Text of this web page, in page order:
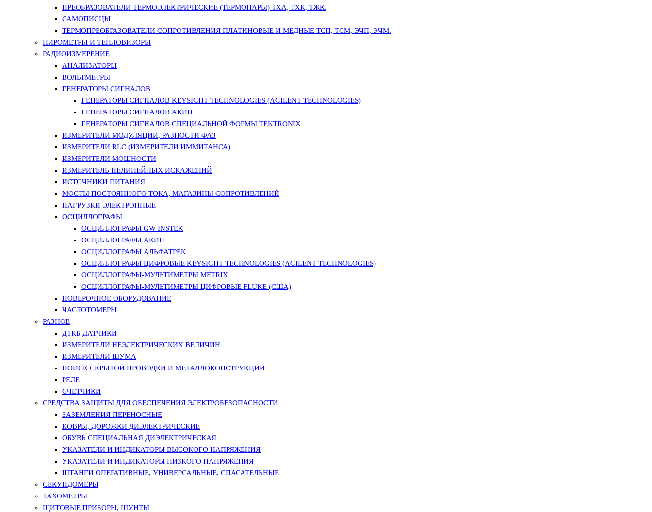
ПРЕОБРАЗОВАТЕЛИ ТЕРМОЭЛЕКТРИЧЕСКИЕ (ТЕРМОПАРЫ) ТХА, ТХК, ТЖК.
САМОПИСЦЫ
ТЕРМОПРЕОБРАЗОВАТЕЛИ СОПРОТИВЛЕНИЯ ПЛАТИНОВЫЕ И МЕДНЫЕ ТСП, ТСМ, ЭЧП, ЭЧМ.
ПИРОМЕТРЫ И ТЕПЛОВИЗОРЫ
РАДИОИЗМЕРЕНИЕ
АНАЛИЗАТОРЫ
ВОЛЬТМЕТРЫ
ГЕНЕРАТОРЫ СИГНАЛОВ
ГЕНЕРАТОРЫ СИГНАЛОВ KEYSIGHT TECHNOLOGIES (AGILENT TECHNOLOGIES)
ГЕНЕРАТОРЫ СИГНАЛОВ АКИП
ГЕНЕРАТОРЫ СИГНАЛОВ СПЕЦИАЛЬНОЙ ФОРМЫ TEKTRONIX
ИЗМЕРИТЕЛИ МОДУЛЯЦИИ, РАЗНОСТИ ФАЗ
ИЗМЕРИТЕЛИ RLC (ИЗМЕРИТЕЛИ ИММИТАНСА)
ИЗМЕРИТЕЛИ МОЩНОСТИ
ИЗМЕРИТЕЛЬ НЕЛИНЕЙНЫХ ИСКАЖЕНИЙ
ИСТОЧНИКИ ПИТАНИЯ
МОСТЫ ПОСТОЯННОГО ТОКА, МАГАЗИНЫ СОПРОТИВЛЕНИЙ
НАГРУЗКИ ЭЛЕКТРОННЫЕ
ОСЦИЛЛОГРАФЫ
ОСЦИЛЛОГРАФЫ GW INSTEK
ОСЦИЛЛОГРАФЫ АКИП
ОСЦИЛЛОГРАФЫ АЛЬФАТРЕК
ОСЦИЛЛОГРАФЫ ЦИФРОВЫЕ KEYSIGHT TECHNOLOGIES (AGILENT TECHNOLOGIES)
ОСЦИЛЛОГРАФЫ-МУЛЬТИМЕТРЫ METRIX
ОСЦИЛЛОГРАФЫ-МУЛЬТИМЕТРЫ ЦИФРОВЫЕ FLUKE (США)
ПОВЕРОЧНОЕ ОБОРУДОВАНИЕ
ЧАСТОТОМЕРЫ
РАЗНОЕ
ДТКБ ДАТЧИКИ
ИЗМЕРИТЕЛИ НЕЭЛЕКТРИЧЕСКИХ ВЕЛИЧИН
ИЗМЕРИТЕЛИ ШУМА
ПОИСК СКРЫТОЙ ПРОВОДКИ И МЕТАЛЛОКОНСТРУКЦИЙ
РЕЛЕ
СЧЕТЧИКИ
СРЕДСТВА ЗАЩИТЫ ДЛЯ ОБЕСПЕЧЕНИЯ ЭЛЕКТРОБЕЗОПАСНОСТИ
ЗАЗЕМЛЕНИЯ ПЕРЕНОСНЫЕ
КОВРЫ, ДОРОЖКИ ДИЭЛЕКТРИЧЕСКИЕ
ОБУВЬ СПЕЦИАЛЬНАЯ ДИЭЛЕКТРИЧЕСКАЯ
УКАЗАТЕЛИ И ИНДИКАТОРЫ ВЫСОКОГО НАПРЯЖЕНИЯ
УКАЗАТЕЛИ И ИНДИКАТОРЫ НИЗКОГО НАПРЯЖЕНИЯ
ШТАНГИ ОПЕРАТИВНЫЕ, УНИВЕРСАЛЬНЫЕ, СПАСАТЕЛЬНЫЕ
СЕКУНДОМЕРЫ
ТАХОМЕТРЫ
ЩИТОВЫЕ ПРИБОРЫ, ШУНТЫ